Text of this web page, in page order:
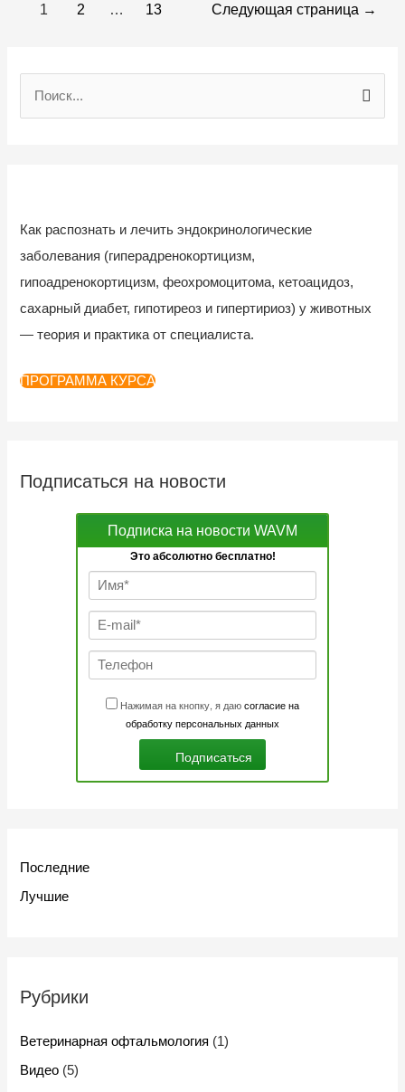
1 2 … 13 Следующая страница →
:Как распознать и лечить эндокринологические
заболевания (гиперадренокортицизм,
гипоадренокортицизм, феохромоцитома, кетоацидоз,
сахарный диабет, гипотиреоз и гипертириоз) у животных
— теория и практика от специалиста.
ПРОГРАММА КУРСА
Подписаться на новости
Подписка на новости WAVM
Это абсолютно бесплатно!
Нажимая на кнопку, я даюсогласие на
обработку персональных данных
Последние
Лучшие
Рубрики
Ветеринарная офтальмология (1)
Видео (5)